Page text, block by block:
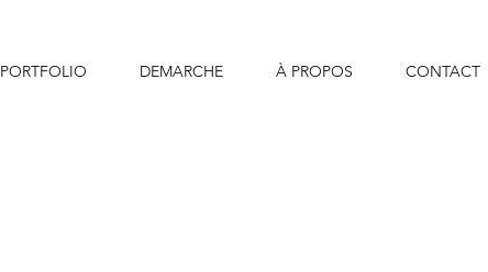
PORTFOLIO DEMARCHE À PROPOS CONTACT